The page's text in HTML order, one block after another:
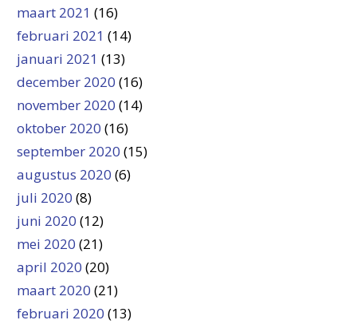
maart 2021 (16)
februari 2021 (14)
januari 2021 (13)
december 2020 (16)
november 2020 (14)
oktober 2020 (16)
september 2020 (15)
augustus 2020 (6)
juli 2020 (8)
juni 2020 (12)
mei 2020 (21)
april 2020 (20)
maart 2020 (21)
februari 2020 (13)